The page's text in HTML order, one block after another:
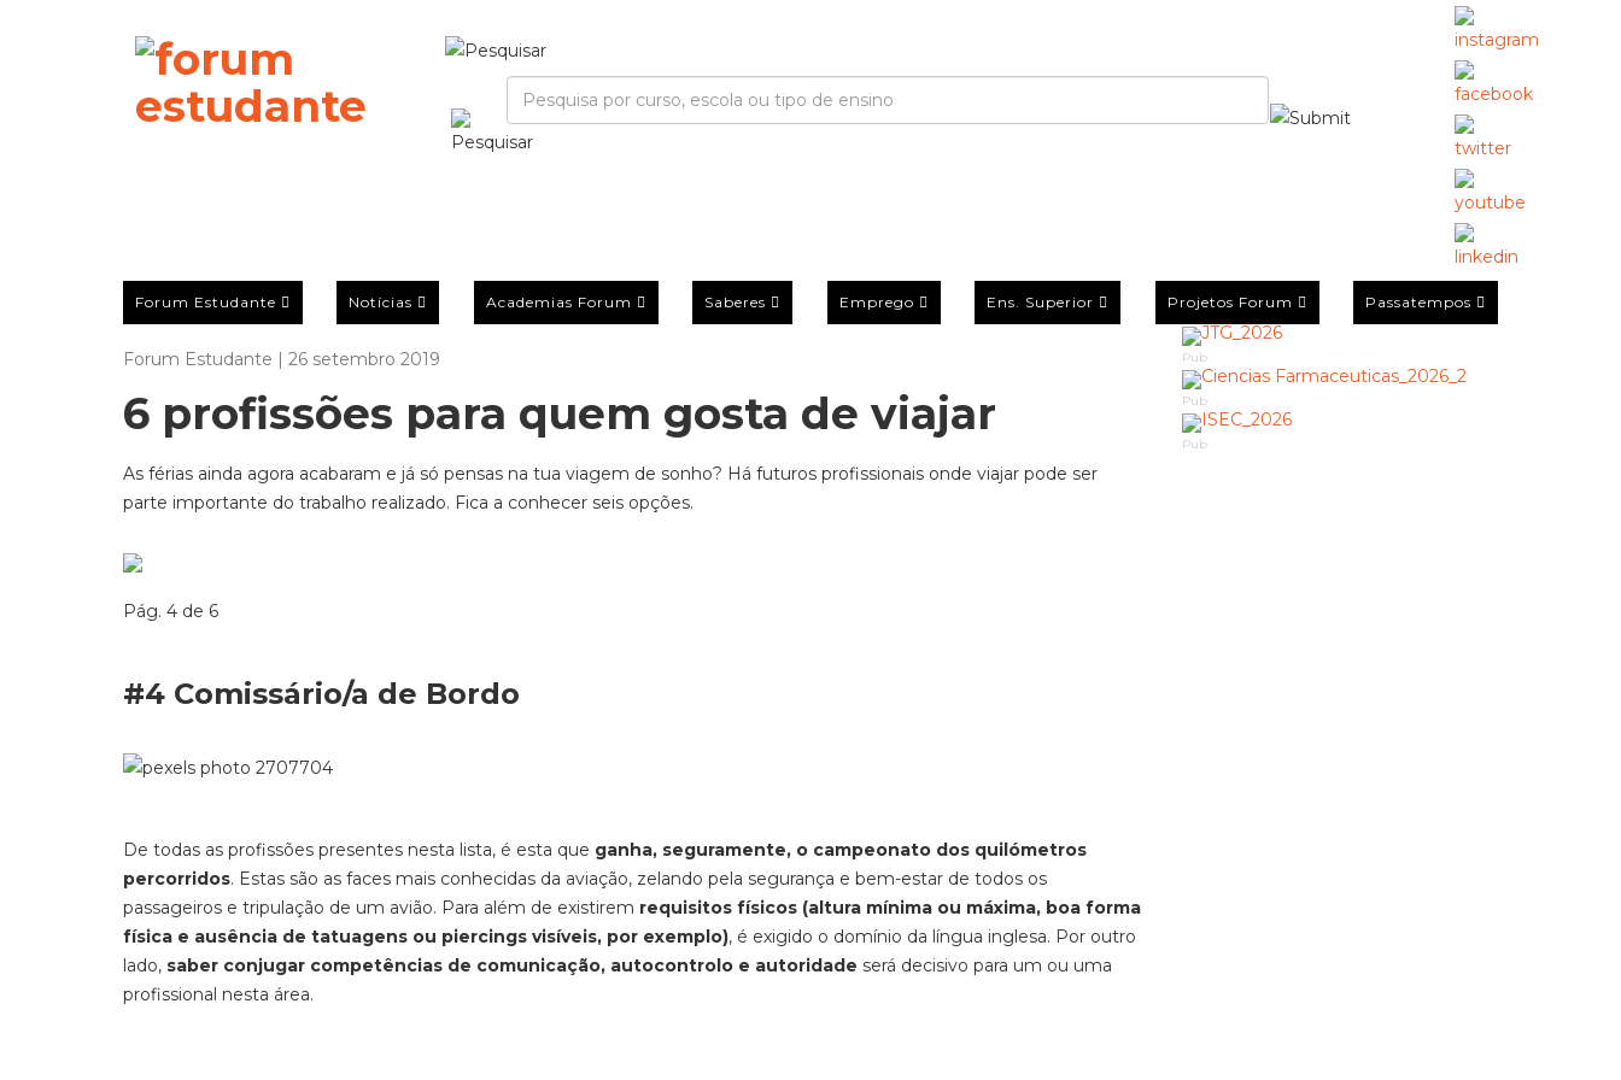
Forum Estudante Notícias Academias Forum Saberes Emprego Ens. Superior Projetos Forum Passatempos
Forum Estudante | 26 setembro 2019
6 profissões para quem gosta de viajar
As férias ainda agora acabaram e já só pensas na tua viagem de sonho? Há futuros profissionais onde viajar pode ser
parte importante do trabalho realizado. Fica a conhecer seis opções.
Pág. 4 de 6
#4 Comissário/a de Bordo
De todas as profissões presentes nesta lista, é esta que ganha, seguramente, o campeonato dos quilómetros
percorridos. Estas são as faces mais conhecidas da aviação, zelando pela segurança e bem-estar de todos os
passageiros e tripulação de um avião. Para além de existirem requisitos físicos (altura mínima ou máxima, boa forma
física e ausência de tatuagens ou piercings visíveis, por exemplo), é exigido o domínio da língua inglesa. Por outro
lado, saber conjugar competências de comunicação, autocontrolo e autoridade será decisivo para um ou uma
profissional nesta área.
Pub
Pub
Pub